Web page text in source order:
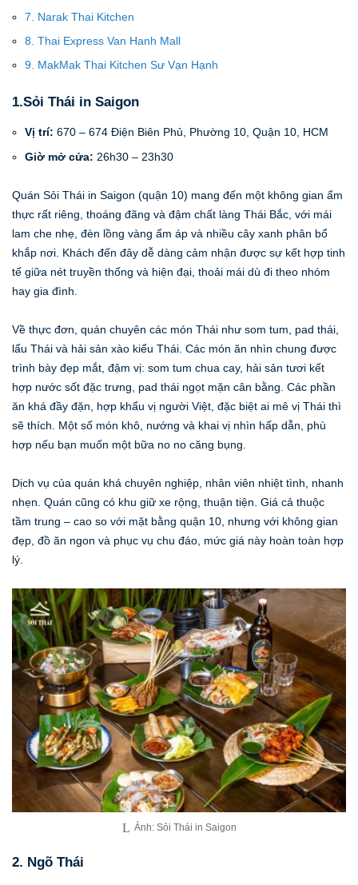
7. Narak Thai Kitchen
8. Thai Express Van Hanh Mall
9. MakMak Thai Kitchen Sư Vạn Hạnh
1.Sỏi Thái in Saigon
Vị trí: 670 – 674 Điện Biên Phủ, Phường 10, Quận 10, HCM
Giờ mở cửa: 26h30 – 23h30
Quán Sỏi Thái in Saigon (quận 10) mang đến một không gian ẩm
thực rất riêng, thoáng đãng và đậm chất làng Thái Bắc, với mái
lam che nhẹ, đèn lồng vàng ấm áp và nhiều cây xanh phân bổ
khắp nơi. Khách đến đây dễ dàng cảm nhận được sự kết hợp tinh
tế giữa nét truyền thống và hiện đại, thoải mái dù đi theo nhóm
hay gia đình.
Về thực đơn, quán chuyên các món Thái như som tum, pad thái,
lẩu Thái và hải sản xào kiểu Thái. Các món ăn nhìn chung được
trình bày đẹp mắt, đậm vị: som tum chua cay, hải sản tươi kết
hợp nước sốt đặc trưng, pad thái ngọt mặn cân bằng. Các phần
ăn khá đầy đặn, hợp khẩu vị người Việt, đặc biệt ai mê vị Thái thì
sẽ thích. Một số món khô, nướng và khai vị nhìn hấp dẫn, phù
hợp nếu bạn muốn một bữa no no căng bụng.
Dịch vụ của quán khá chuyên nghiệp, nhân viên nhiệt tình, nhanh
nhẹn. Quán cũng có khu giữ xe rộng, thuận tiện. Giá cả thuộc
tầm trung – cao so với mặt bằng quận 10, nhưng với không gian
đẹp, đồ ăn ngon và phục vụ chu đáo, mức giá này hoàn toàn hợp
lý.
Ảnh: Sỏi Thái in Saigon
2. Ngõ Thái